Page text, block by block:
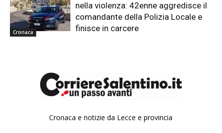
Cronaca
nella violenza: 42enne aggredisce il
comandante della Polizia Locale e
finisce in carcere
Cronaca e notizie da Lecce e provincia